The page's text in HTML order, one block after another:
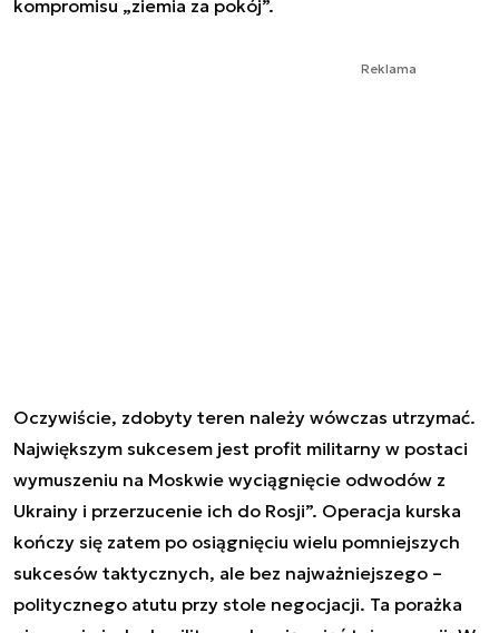
kompromisu „ziemia za pokój”.
Reklama
Oczywiście, zdobyty teren należy wówczas utrzymać.
Największym sukcesem jest profit militarny w postaci
wymuszeniu na Moskwie wyciągnięcie odwodów z
Ukrainy i przerzucenie ich do Rosji”. Operacja kurska
kończy się zatem po osiągnięciu wielu pomniejszych
sukcesów taktycznych, ale bez najważniejszego –
politycznego atutu przy stole negocjacji. Ta porażka